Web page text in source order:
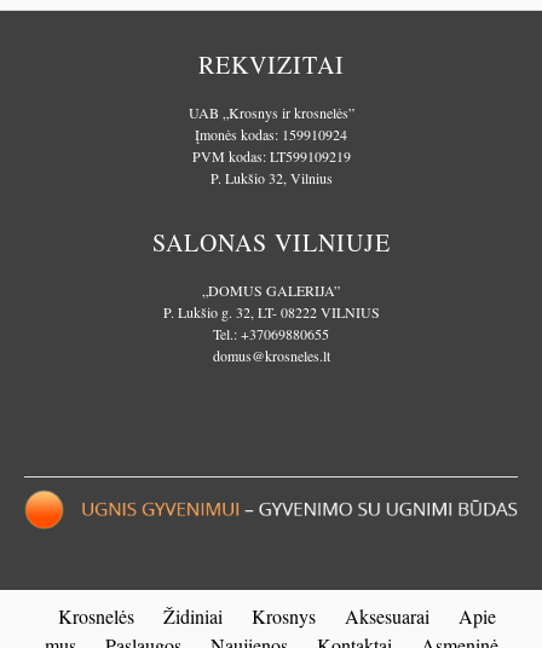
REKVIZITAI
UAB „Krosnys ir krosnelės”
Įmonės kodas: 159910924
PVM kodas: LT599109219
P. Lukšio 32, Vilnius
SALONAS VILNIUJE
„DOMUS GALERIJA”
P. Lukšio g. 32, LT- 08222 VILNIUS
Tel.:+37069880655
domus@krosneles.lt
Krosnelės Židiniai Krosnys Aksesuarai
Apie